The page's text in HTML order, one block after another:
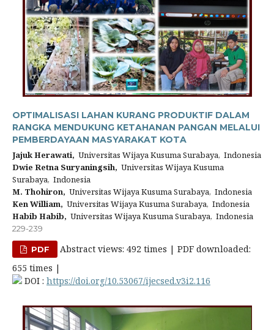
OPTIMALISASI LAHAN KURANG PRODUKTIF DALAM
RANGKA MENDUKUNG KETAHANAN PANGAN MELALUI
PEMBERDAYAAN MASYARAKAT KOTA
Jajuk Herawati, Universitas Wijaya Kusuma Surabaya, Indonesia
Dwie Retna Suryaningsih, Universitas Wijaya Kusuma
Surabaya, Indonesia
M. Thohiron, Universitas Wijaya Kusuma Surabaya, Indonesia
Ken William, Universitas Wijaya Kusuma Surabaya, Indonesia
Habib Habib, Universitas Wijaya Kusuma Surabaya, Indonesia
229-239
PDF
Abstract views: 492 times | PDF downloaded:
655 times |
DOI : https://doi.org/10.53067/ijecsed.v3i2.116